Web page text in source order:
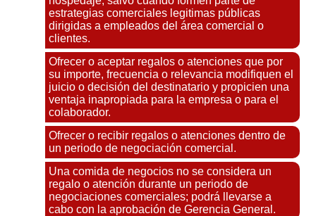
estrategias comerciales legitimas públicas
dirigidas a empleados del área comercial o
clientes.
Ofrecer o aceptar regalos o atenciones que por
su importe, frecuencia o relevancia modifiquen el
juicio o decisión del destinatario y propicien una
ventaja inapropiada para la empresa o para el
colaborador.
Ofrecer o recibir regalos o atenciones dentro de
un periodo de negociación comercial.
Una comida de negocios no se considera un
regalo o atención durante un periodo de
negociaciones comerciales; podrá llevarse a
cabo con la aprobación de Gerencia General.